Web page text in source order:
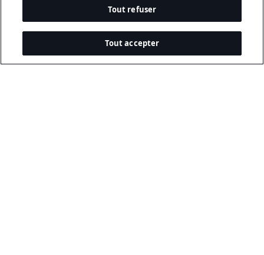
Tout refuser
Tout accepter